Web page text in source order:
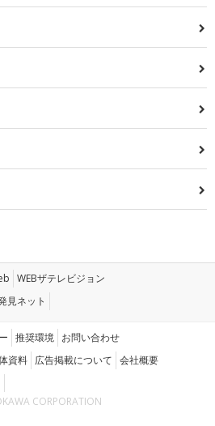
WEBザテレビジョン
見ネット
推奨環境 お問い合わせ
資料 広告掲載について 会社概要
CORPORATION